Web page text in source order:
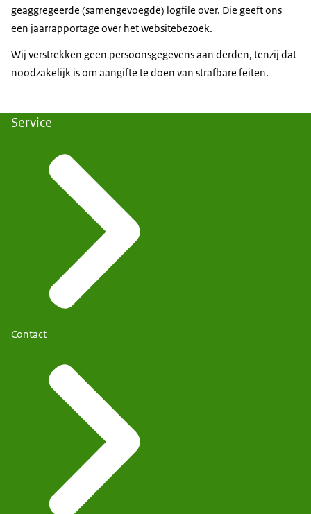
geaggregeerde (samengevoegde) logfile over. Die geeft ons
een jaarrapportage over het websitebezoek.
Wij verstrekken geen persoonsgegevens aan derden, tenzij dat
noodzakelijk is om aangifte te doen van strafbare feiten.
Service
Contact